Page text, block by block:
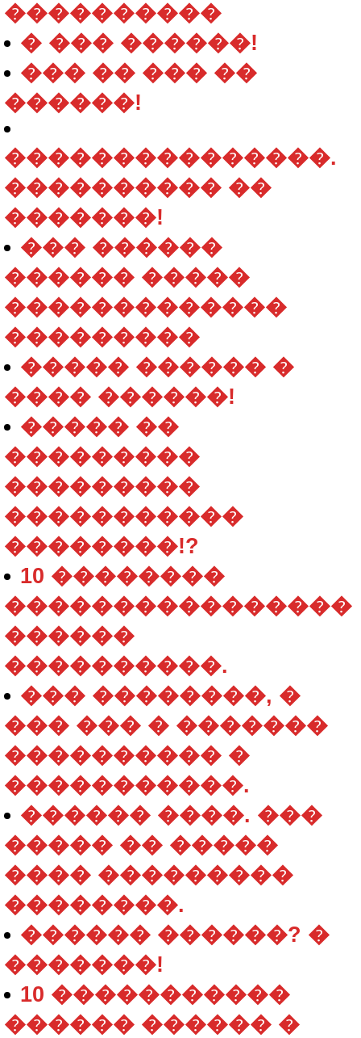
����������
� ��� ������!
��� �� ��� ��
������!
���������������.
���������� ��
�������!
��� ������
������ �����
�������������
���������
����� ������ �
���� ������!
����� ��
���������
���������
�����������
��������!?
10 ��������
����������������
������
����������.
��� ��������, �
��� ��� � �������
���������� �
�����������.
������ ����. ���
����� �� �����
���� ���������
��������.
������ ������? �
�������!
10 �����������
������ ������ �